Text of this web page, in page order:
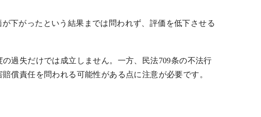
下がったという結果までは問われず、評価を低下させる
過失だけでは成立しません。一方、民法709条の不法行
償責任を問われる可能性がある点に注意が必要です。